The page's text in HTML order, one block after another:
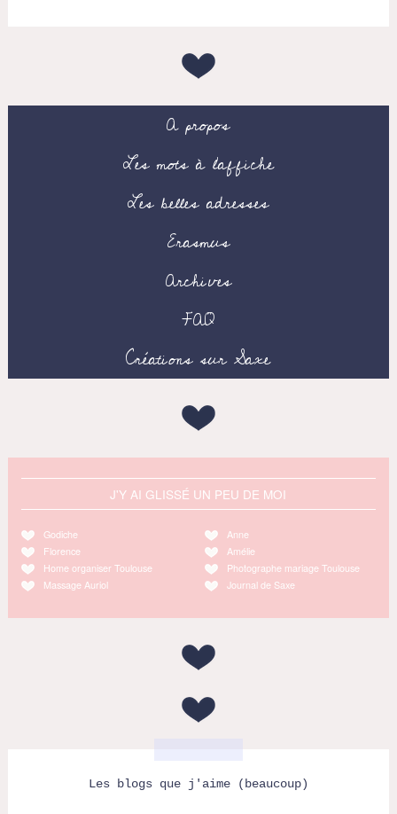
A propos
Les mots à l’affiche
Les belles adresses
Erasmus
Archives
FAQ
Créations sur Saxe
J'Y AI GLISSÉ UN PEU DE MOI
Godiche
Florence
Home organiser Toulouse
Massage Auriol
Anne
Amélie
Photographe mariage Toulouse
Journal de Saxe
Les blogs que j'aime (beaucoup)